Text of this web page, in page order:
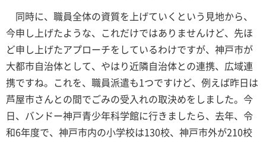
同時に、職員全体の資質を上げていくという見地から、
今申し上げたような、これだけではありませんけど、先ほ
ど申し上げたアプローチをしているわけですが、神戸市が
大都市自治体として、やはり近隣自治体との連携、広域連
携ですね。これを、職員派遣も1つですけど、例えば昨日は
芦屋市さんとの間でごみの受入れの取決めをしました。今
日、バンドー神戸青少年科学館に行きましたら、去年、令
和6年度で、神戸市内の小学校は130校、神戸市外が210校